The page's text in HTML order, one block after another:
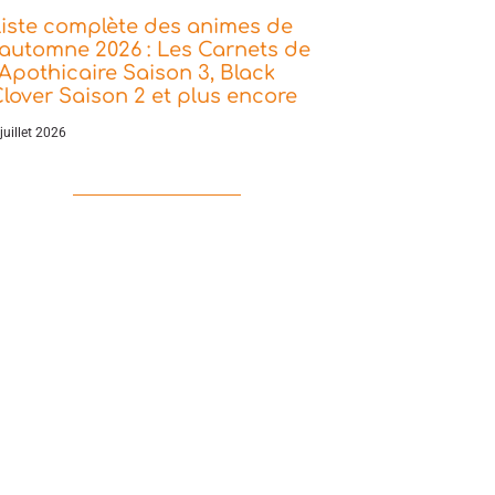
complète des animes de
2026 : Les Carnets de
Saison 3, Black
Saison 2 et plus encore
2026